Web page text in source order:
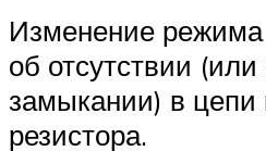
Изменение режима
об отсутствии (или
замыкании) в цепи
резистора.